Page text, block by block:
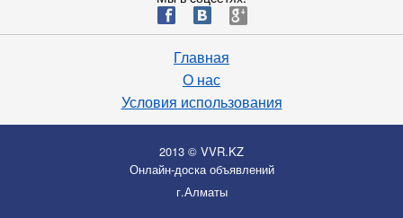
ä æ è
Главная
О нас
Условия использования
2013 © VVR.KZ
Онлайн-доска объявлений
г.Алматы